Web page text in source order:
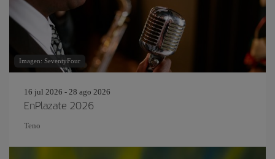
Imagen: SeventyFour
16 jul 2026 - 28 ago 2026
EnPlazate 2026
Teno